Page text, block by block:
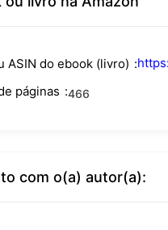
ASIN do ebook (livro)
páginas
466
com o(a) autor(a):